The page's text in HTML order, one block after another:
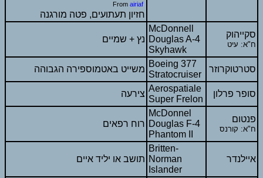
From airiaf
חזיון תעתועים, פטה מורגנה
נץ + שמיים
McDonnell
Douglas A-4
Skyhawk
סקייהוק
ח"א: עיט
משייט באטמוספירה הגבוהה
Boeing 377
Stratocruiser
סטרטוקרוזר
צירעה
Aerospatiale
Super Frelon
סופר פרלון
רוח רפאים
McDonnel
Douglas F-4
Phantom II
פנטום
ח"א: קורנס
תושב או יליד איים
Britten-
Norman
Islander
איילנדר